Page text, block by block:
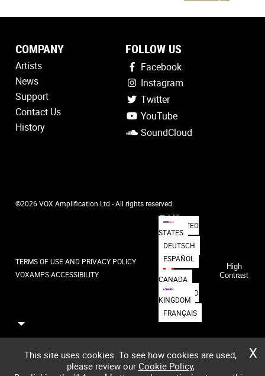
COMPANY
Artists
News
Support
Contact Us
History
FOLLOW US
Facebook
Instagram
Twitter
YouTube
SoundCloud
©2026 VOX Amplification Ltd - All rights reserved.
TERMS OF USE AND PRIVACY POLICY
VOXAMPS ACCESSIBILITY
日本語
UNITED
STATES
DEUTSCH
ESPAÑOL
CANADA
UNITED
KINGDOM
FRANÇAIS
High
Contrast
X
This site uses cookies. To see how cookies are used,
please review our Cookie Policy,